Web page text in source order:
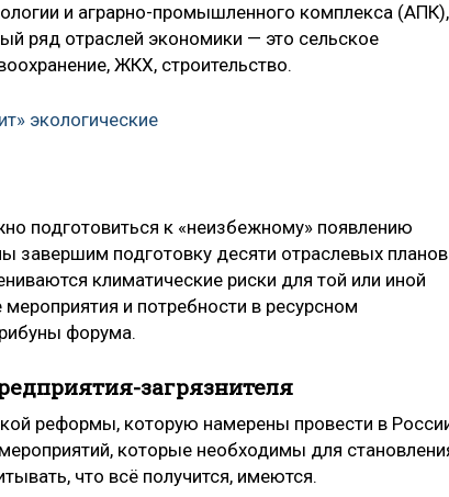
и аграрно-промышленного комплекса (АПК),
ряд отраслей экономики — это сельское
ЖКХ, строительство.
экологические
подготовиться к «неизбежному» появлению
завершим подготовку десяти отраслевых планов
климатические риски для той или иной
и потребности в ресурсном
форума.
загрязнителя
реформы, которую намерены провести в
которые необходимы для
что всё получится, имеются.